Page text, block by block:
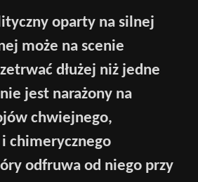
oparty na silnej
może na scenie
dłużej niż jedne
jest narażony na
chwiejnego,
chimerycznego
odfruwa od niego przy